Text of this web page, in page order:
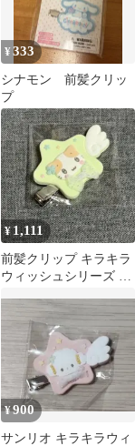
¥333
シナモン 前髪クリッ
プ
¥1,111
前髪クリップ キラキラ
ウィッシュシリーズ マ
ふわにゃんこ
¥900
サンリオ キラキラウィ